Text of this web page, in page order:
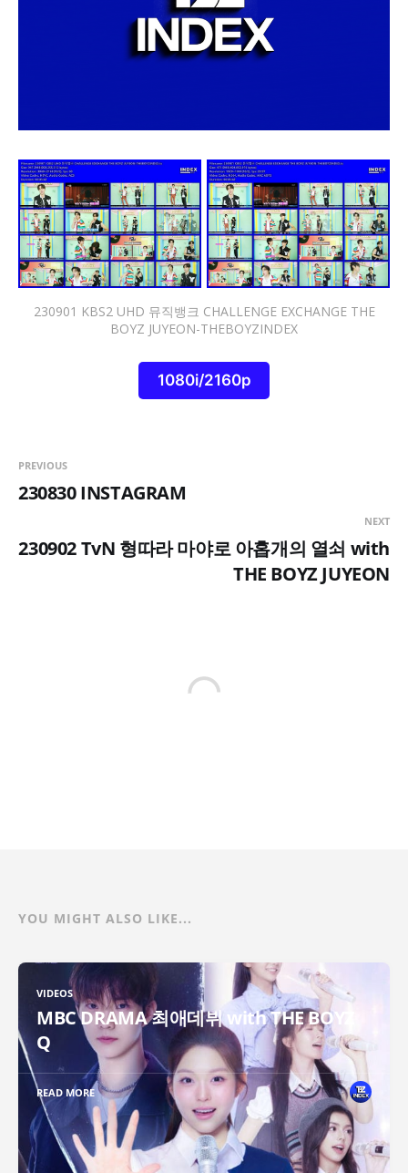
230901 KBS2 UHD 뮤직뱅크 CHALLENGE EXCHANGE THE
BOYZ JUYEON-THEBOYZINDEX
1080i/2160p
PREVIOUS
230830 INSTAGRAM
NEXT
230902 TvN 형따라 마야로 아홉개의 열쇠 with
THE BOYZ JUYEON
YOU MIGHT ALSO LIKE...
VIDEOS
MBC DRAMA 최애데뷔 with THE BOYZ
Q
READ MORE